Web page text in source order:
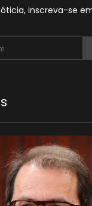
inscreva-se